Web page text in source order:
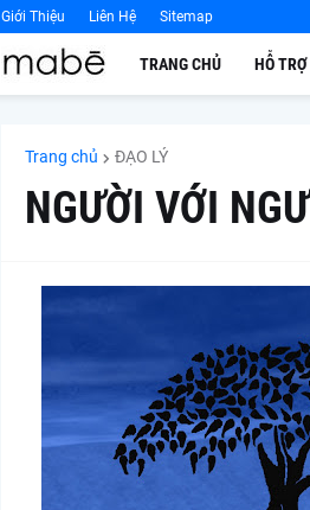
Giới Thiệu Liên Hệ Sitemap
TRANG CHỦ HỖ TRỢ
Trang chủ ĐẠO LÝ
NGƯỜI VỚI